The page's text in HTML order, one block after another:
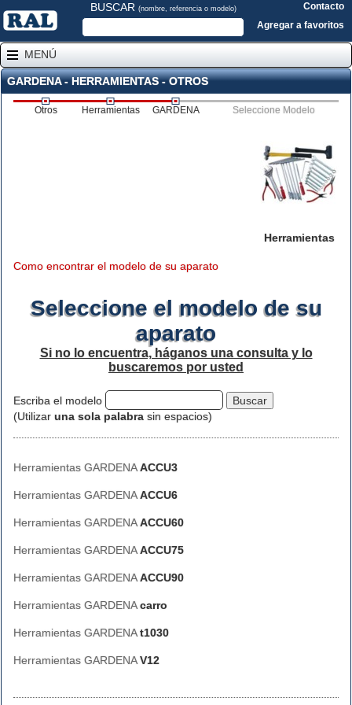
BUSCAR (nombre, referencia o modelo)
Contacto
Agregar a favoritos
MENÚ
GARDENA - HERRAMIENTAS - OTROS
Otros Herramientas GARDENA Seleccione Modelo
Herramientas
Como encontrar el modelo de su aparato
Seleccione el modelo de su
aparato
Si no lo encuentra, háganos una consulta y lo
buscaremos por usted
Escriba el modelo
(Utilizar una sola palabra sin espacios)
Herramientas GARDENAACCU3
Herramientas GARDENAACCU6
Herramientas GARDENAACCU60
Herramientas GARDENAACCU75
Herramientas GARDENAACCU90
Herramientas GARDENAcarro
Herramientas GARDENAt1030
Herramientas GARDENAV12